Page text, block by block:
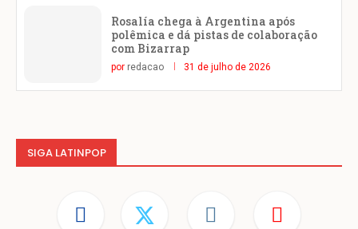
Rosalía chega à Argentina após
polêmica e dá pistas de colaboração
com Bizarrap
por redacao 31 de julho de 2026
SIGA LATINPOP